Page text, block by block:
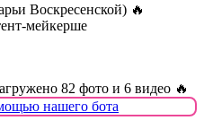
Воскресенской) 🔥
мейкерше
82 фото и 6 видео 🔥